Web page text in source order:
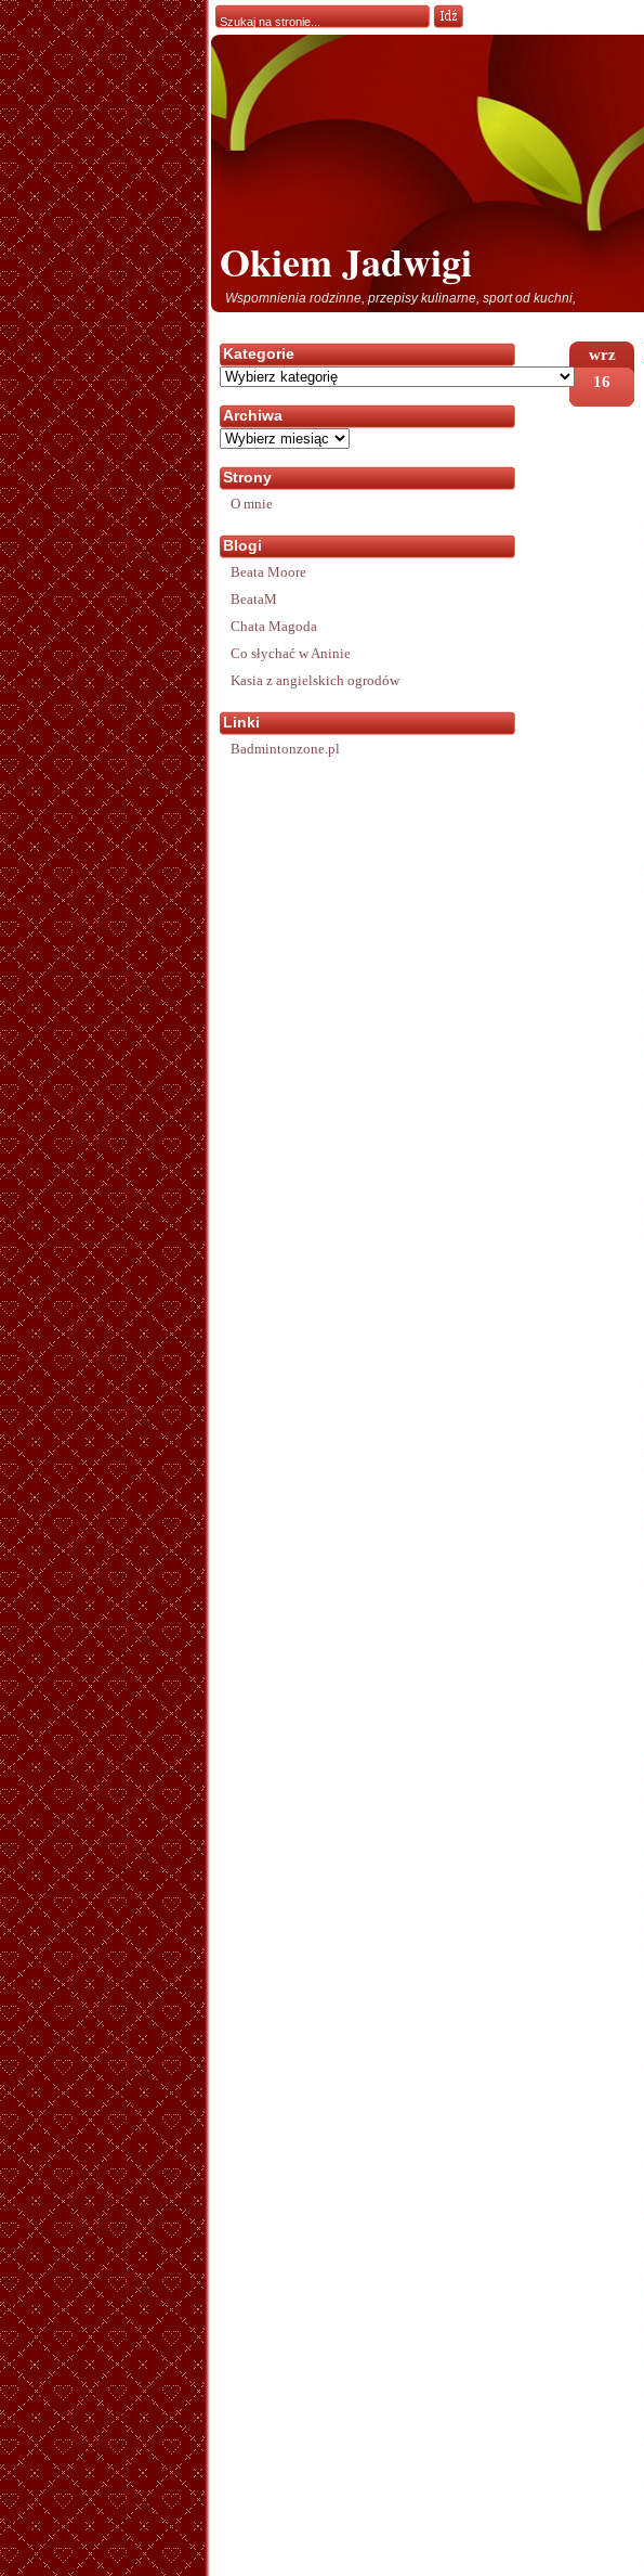
Okiem Jadwigi
Wspomnienia rodzinne, przepisy kulinarne, sport od kuchni,
wrz
16
Kategorie
Kategorie
Archiwa
Archiwa
Strony
O mnie
Blogi
Beata Moore
BeataM
Chata Magoda
Co słychać w Aninie
Kasia z angielskich ogrodów
Linki
Badmintonzone.pl